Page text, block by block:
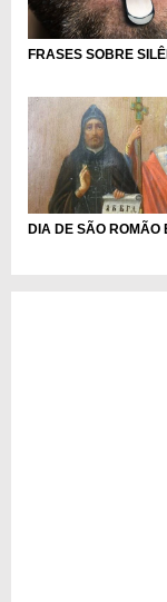
FRASES SOBRE
DIA DE SÃO ROMÃO